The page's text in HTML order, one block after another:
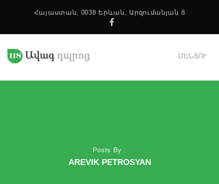
Հայաստան, 0038 Երևան, Արզումանյան 8
ՄԵՆՅՈՒ
Posts By :
AREVIK PETROSYAN